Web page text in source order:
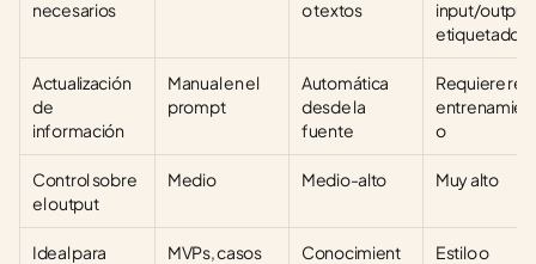
necesarios o textos
input/output
etiquetados
Actualización
de
información
Manual en el
prompt
Automática
desde la
fuente
Requiere re-
o
Control sobre
el output
Medio Medio-alto Muy alto
Ideal para
MVPs, casos
Conocimient
Estilo o